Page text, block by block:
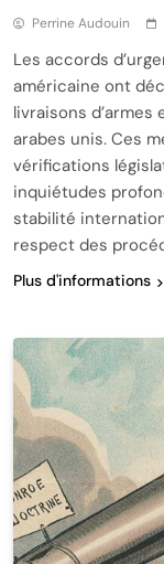
Perrine Audouin
Les accords
américaine ont
livraisons d’armes
arabes unis. Ces
vérifications
inquiétudes
stabilité
respect des
Plus d'informations